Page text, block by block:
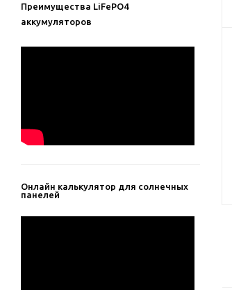
Преимущества LiFePO4
аккумуляторов
Онлайн калькулятор для солнечных
панелей